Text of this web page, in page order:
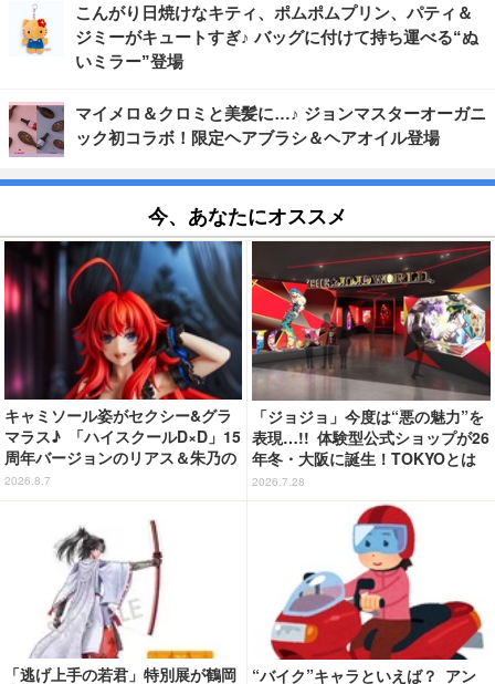
こんがり日焼けなキティ、ポムポムプリン、パティ＆
ジミーがキュートすぎ♪ バッグに付けて持ち運べる“ぬ
いミラー”登場
マイメロ＆クロミと美髪に…♪ ジョンマスターオーガニ
ック初コラボ！限定ヘアブラシ＆ヘアオイル登場
今、あなたにオススメ
キャミソール姿がセクシー&グラ
マラス♪ 「ハイスクールD×D」15
周年バージョンのリアス＆朱乃の
フィギュアがリニューアルパッケ
ージで登場！
2026.8.7
「ジョジョ」今度は“悪の魅力”を
表現…!! 体験型公式ショップが26
年冬・大阪に誕生！TOKYOとは
対局のコンセプトに注目
2026.7.28
「逃げ上手の若君」特別展が鶴岡
“バイク”キャラといえば？ アン